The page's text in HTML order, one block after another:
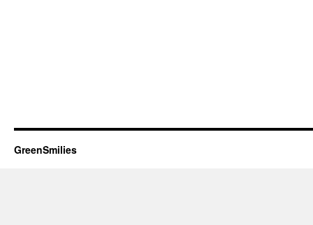
GreenSmilies